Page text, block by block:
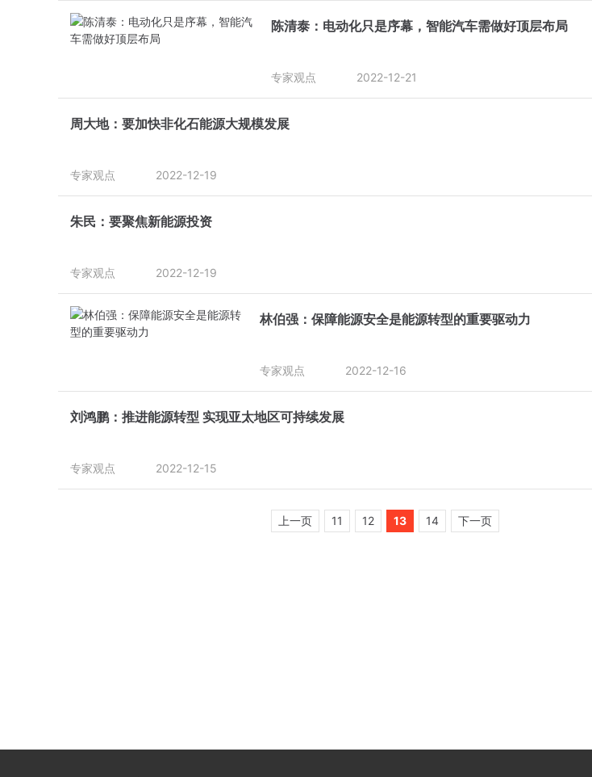
陈清泰：电动化只是序幕，智能汽车需做好顶层布局
专家观点 2022-12-21
周大地：要加快非化石能源大规模发展
专家观点 2022-12-19
朱民：要聚焦新能源投资
专家观点 2022-12-19
林伯强：保障能源安全是能源转型的重要驱动力
专家观点 2022-12-16
刘鸿鹏：推进能源转型 实现亚太地区可持续发展
专家观点 2022-12-15
上一页 11 12 13 14 下一页